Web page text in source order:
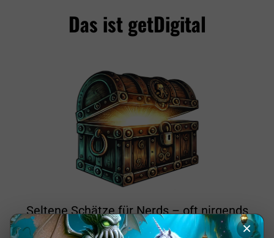
Das ist getDigital
Seltene Schätze für Nerds – oft nirgends
sonst erhältlich!
×